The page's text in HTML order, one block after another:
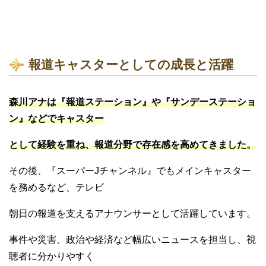
報道キャスターとしての成長と活躍
森川アナは『報道ステーション』や『サンデーステーショ
ン』などでキャスター
として経験を重ね、報道分野で存在感を高めてきました。
その後、『スーパーJチャンネル』でもメインキャスター
を務めるなど、テレビ
朝日の報道を支えるアナウンサーとして活躍しています。
事件や災害、政治や経済など幅広いニュースを担当し、視
聴者に分かりやすく